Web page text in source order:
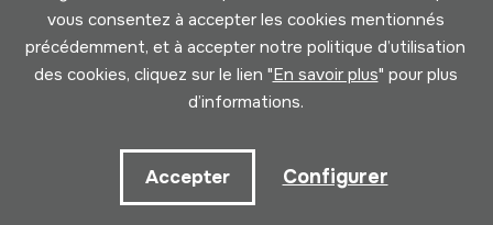
vous consentez à accepter les cookies mentionnés
précédemment, et à accepter notre politique d’utilisation
des cookies, cliquez sur le lien "En savoir plus" pour plus
d’informations.
Accepter Configurer